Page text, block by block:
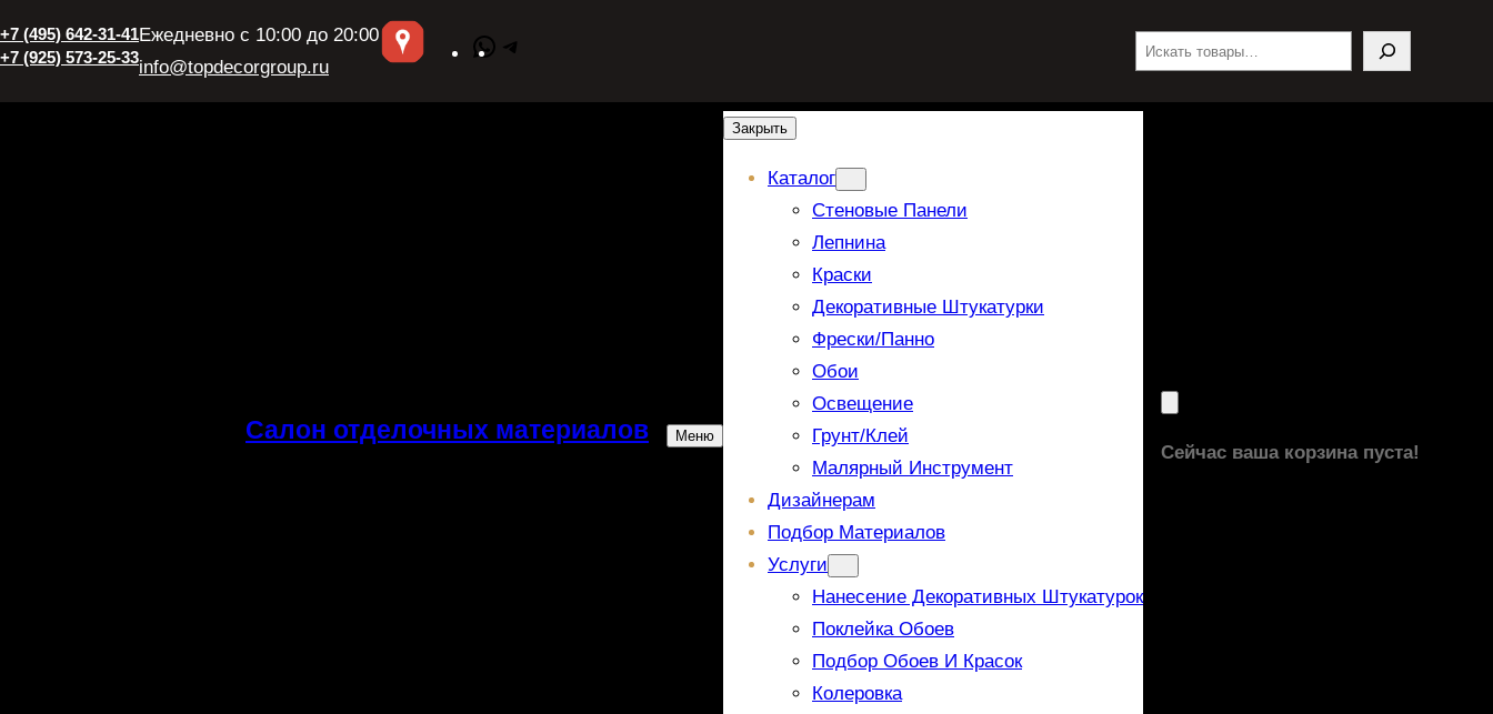
к
+7 (495) 642-31-41
+7 (925) 573-25-33
Ежедневно с 10:00 до 20:00
info@topdecorgroup.ru
WhatsApp Поиск
Салон отделочных материалов Меню
Закрыть
Каталог
Стеновые Панели
Лепнина
Краски
Декоративные Штукатурки
Фрески/панно
Обои
Освещение
Грунт/Клей
Малярный Инструмент
Дизайнерам
Подбор Материалов
Услуги
Нанесение Декоративных Штукатурок
Поклейка Обоев
Подбор Обоев И Красок
Колеровка
Сейчас ваша корзина пуста!